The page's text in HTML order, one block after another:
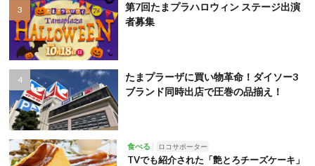
第7回たまプラハロウィン ステージ出演
者募集
たまプラーザに買い物革命！ダイソー3
ブランド同時出店で圧巻の品揃え！
食べる ロコサポーター
TVでも紹介された「艶とろチーズケーキ」